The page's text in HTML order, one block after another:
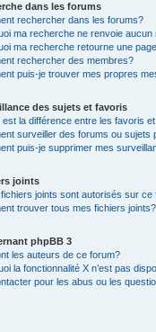
dans les forums
rechercher dans les forums?
ma recherche ne renvoie aucun
ma recherche retourne une
rechercher des membres?
puis-je trouver mes propres
des sujets et favoris
est la différence entre les favoris
surveiller des forums ou sujets
puis-je supprimer mes
joints
joints sont autorisés sur ce
trouver tous mes fichiers joints?
phpBB 3
les auteurs de ce forum?
la fonctionnalité X n’est pas
pour les abus ou les